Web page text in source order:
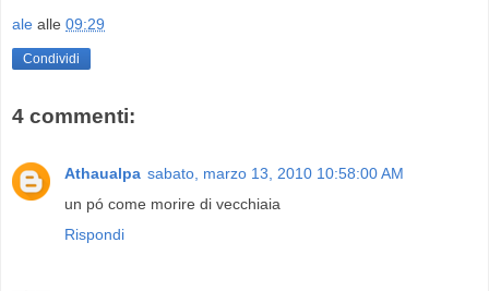
ale alle 09:29
Condividi
4 commenti:
Athaualpa sabato, marzo 13, 2010 10:58:00 AM
un pó come morire di vecchiaia
Rispondi